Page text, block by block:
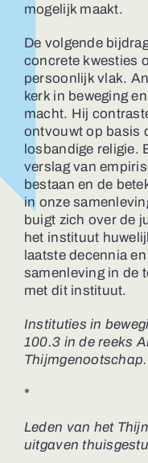
mogelijk maakt.
De volgende
concrete kwesties
persoonlijk vlak.
kerk in beweging
macht. Hij
ontvouwt op basis
losbandige religie.
verslag van
bestaan en de
in onze
buigt zich over de
het instituut
laatste decennia
samenleving in de
met dit instituut.
Instituties in
100.3 in de reeks
Thijmgenootschap.
*
Leden van het
uitgaven